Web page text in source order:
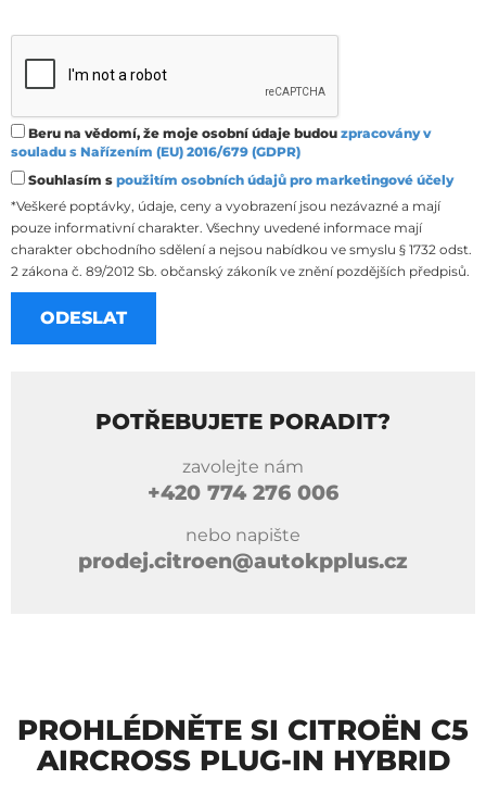
Beru na vědomí, že moje osobní údaje budou zpracovány v
souladu s Nařízením (EU) 2016/679 (GDPR)
Souhlasím s použitím osobních údajů pro marketingové účely
*Veškeré poptávky, údaje, ceny a vyobrazení jsou nezávazné a mají
pouze informativní charakter. Všechny uvedené informace mají
charakter obchodního sdělení a nejsou nabídkou ve smyslu § 1732 odst.
2 zákona č. 89/2012 Sb. občanský zákoník ve znění pozdějších předpisů.
POTŘEBUJETE PORADIT?
zavolejte nám
+420 774 276 006
nebo napište
prodej.citroen@autokpplus.cz
PROHLÉDNĚTE SI CITROËN C5
AIRCROSS PLUG-IN HYBRID